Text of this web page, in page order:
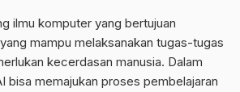
ilmu komputer yang bertujuan
mampu melaksanakan tugas-tugas
kecerdasan manusia. Dalam
bisa memajukan proses pembelajaran